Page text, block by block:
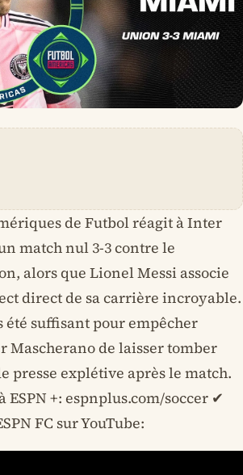
de Futbol réagit à Inter
match nul 3-3 contre le
alors que Lionel Messi associe
direct de sa carrière incroyable.
été suffisant pour empêcher
Mascherano de laisser tomber
presse explétive après le match.
ESPN +: espnplus.com/soccer ✔
FC sur YouTube: